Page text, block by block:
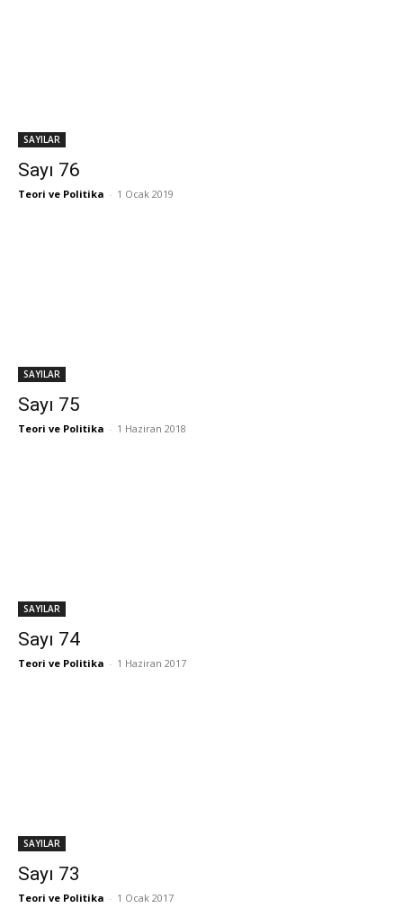
SAYILAR
Sayı 76
Teori ve Politika - 1 Ocak 2019
SAYILAR
Sayı 75
Teori ve Politika - 1 Haziran 2018
SAYILAR
Sayı 74
Teori ve Politika - 1 Haziran 2017
SAYILAR
Sayı 73
Teori ve Politika - 1 Ocak 2017